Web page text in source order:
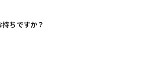
ちですか？